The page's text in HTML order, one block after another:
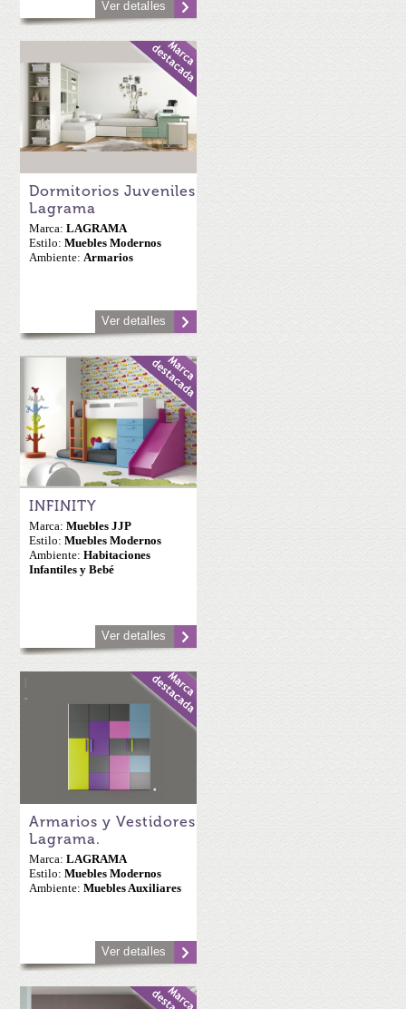
Ver detalles
Dormitorios Juveniles
Lagrama
Marca:LAGRAMA
Estilo:Muebles Modernos
Ambiente:Armarios
Ver detalles
INFINITY
Marca:Muebles JJP
Estilo:Muebles Modernos
Ambiente:Habitaciones
Infantiles y Bebé
Ver detalles
Armarios y Vestidores
Lagrama.
Marca:LAGRAMA
Estilo:Muebles Modernos
Ambiente:Muebles Auxiliares
Ver detalles